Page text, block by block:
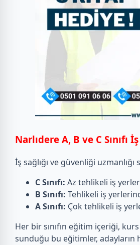
Narlıdere A, B ve C Sınıfı
İş sağlığı ve güvenliği
C Sınıfı: Az tehlikeli iş
B Sınıfı: Tehlikeli iş
A Sınıfı: Çok tehlikeli iş
Her bir sınıfın eğitim içeriği,
sunduğu bu eğitimler,